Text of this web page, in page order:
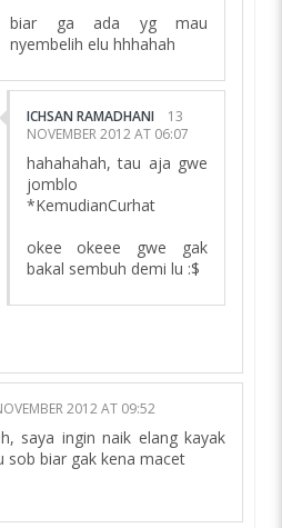
biar ga ada yg mau
nyembelih elu hhhahah
ICHSAN RAMADHANI
13
NOVEMBER 2012 AT 06:07
hahahahah, tau aja gwe
jomblo
*KemudianCurhat
okee okeee gwe gak
bakal sembuh demi lu :$
2012 AT 09:52
saya ingin naik elang kayak
sob biar gak kena macet